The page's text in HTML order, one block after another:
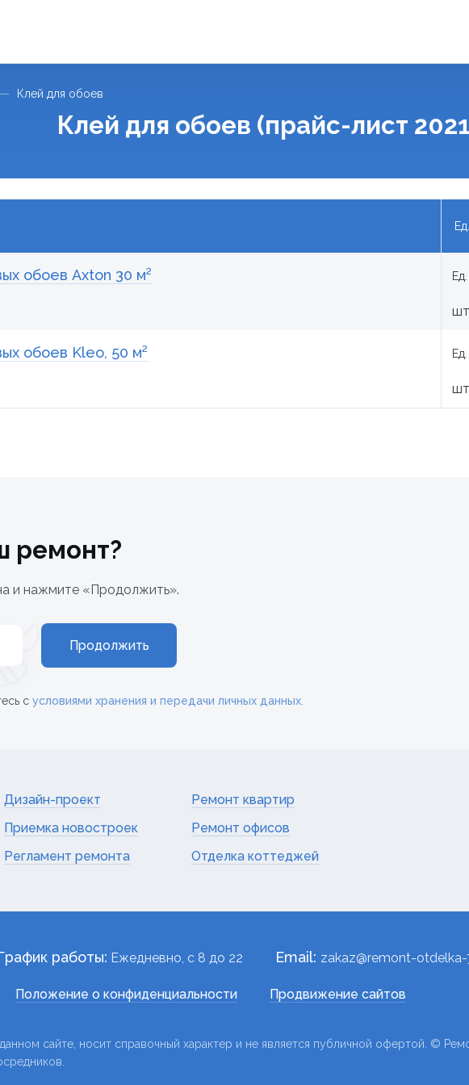
Клей для обоев
Клей для обоев (прайс-лист
обоев Axton 30 м²
шт
обоев Kleo, 50 м²
шт
ремонт?
и нажмите «Продолжить».
Продолжить
с условиями хранения и передачи личных данных
Дизайн-проект
Приемка новостроек
Регламент ремонта
Ремонт квартир
Ремонт офисов
Отделка коттеджей
работы: Ежедневно, c 8 до 22 Email: zakaz@remont-otdelka-
Положение о конфиденциальности Продвижение сайтов
сайте, носит справочный характер и не является публичной офертой. ©